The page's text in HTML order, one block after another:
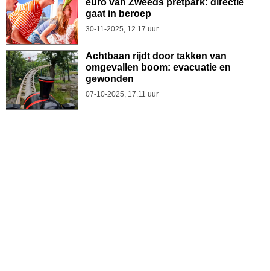
euro van Zweeds pretpark: directie
gaat in beroep
30-11-2025, 12.17 uur
Achtbaan rijdt door takken van
omgevallen boom: evacuatie en
gewonden
07-10-2025, 17.11 uur